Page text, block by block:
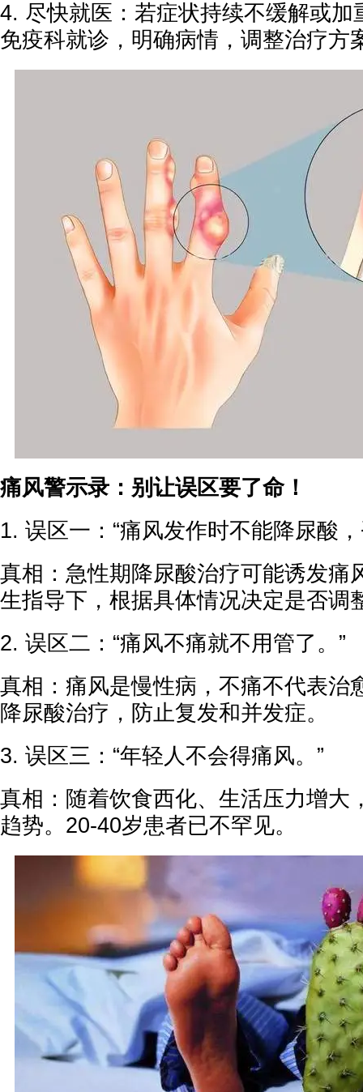
4. 尽快就医：若症状持续不缓解或加
免疫科就诊，明确病情，调整治疗方
痛风警示录：别让误区要了命！
1. 误区一：“痛风发作时不能降尿酸
真相：急性期降尿酸治疗可能诱发痛
生指导下，根据具体情况决定是否调
2. 误区二：“痛风不痛就不用管了。”
真相：痛风是慢性病，不痛不代表治
降尿酸治疗，防止复发和并发症。
3. 误区三：“年轻人不会得痛风。”
真相：随着饮食西化、生活压力增大
趋势。20-40岁患者已不罕见。